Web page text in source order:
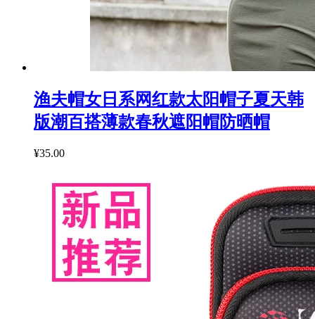
渔夫帽女日系网红款太阳帽子夏天韩
版潮百搭薄款春秋遮阳帽防晒帽
¥35.00